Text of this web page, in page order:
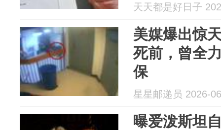
天天都是好日子
美媒爆出惊
死前，曾全
保
星星邮递员 2026-
曝爱泼斯坦